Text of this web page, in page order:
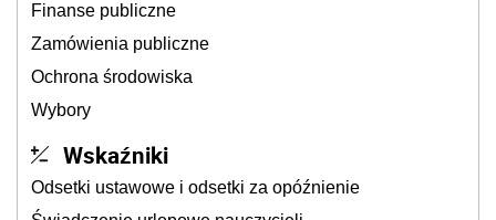
Finanse publiczne
Zamówienia publiczne
Ochrona środowiska
Wybory
Wskaźniki
Odsetki ustawowe i odsetki za opóźnienie